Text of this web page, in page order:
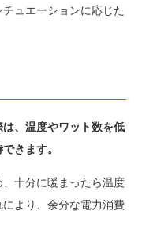
ュエーションに応じた
、温度やワット数を低
きます。
十分に暖まったら温度
より、余分な電力消費